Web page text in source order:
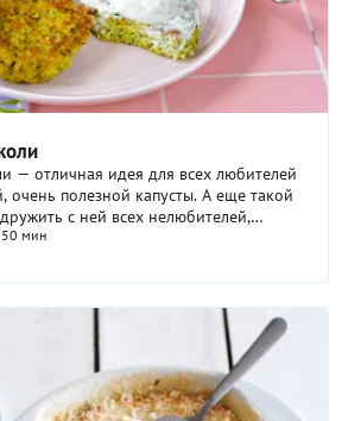
— отличная идея для всех любителей
очень полезной капусты. А еще такой
с ней всех нелюбителей,
нередко сопротивляются
им правильные вкусовые
что в этих котлетах брокколи «ведет»
не выдвигая свой характерный вкус
выглядят эти изделия с румяной
аппетитно. К тому же мы предлагаем
брокколи с ароматным сметанным
образом влияет на имидж
составляющей.
50 мин